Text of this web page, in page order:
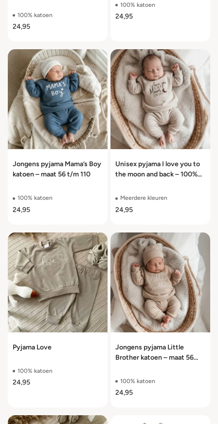
100% katoen
24,95
100% katoen
24,95
Jongens pyjama Mama’s Boy
katoen – maat 56 t/m 110
100% katoen
24,95
Unisex pyjama I love you to
the moon and back – 100%
Meerdere kleuren
24,95
Pyjama Love
100% katoen
24,95
Jongens pyjama Little
Brother katoen – maat 56
100% katoen
24,95